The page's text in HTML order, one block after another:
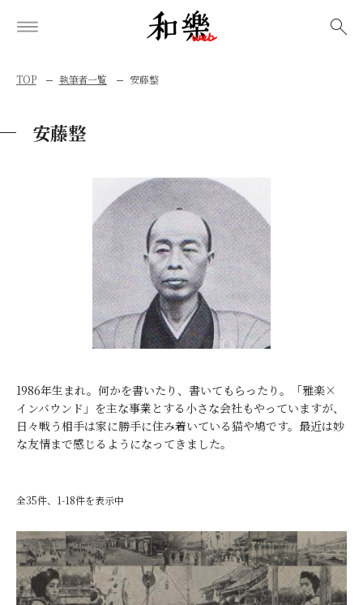
TOP 執筆者一覧 安藤整
安藤整
1986年生まれ。何かを書いたり、書いてもらったり。「雅楽×
インバウンド」を主な事業とする小さな会社もやっていますが、
日々戦う相手は家に勝手に住み着いている猫や鳩です。最近は妙
な友情まで感じるようになってきました。
全35件、1-18件を表示中